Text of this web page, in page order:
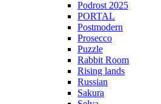
Podrost 2025
PORTAL
Postmodern
Prosecco
Puzzle
Rabbit Room
Rising lands
Russian
Sakura